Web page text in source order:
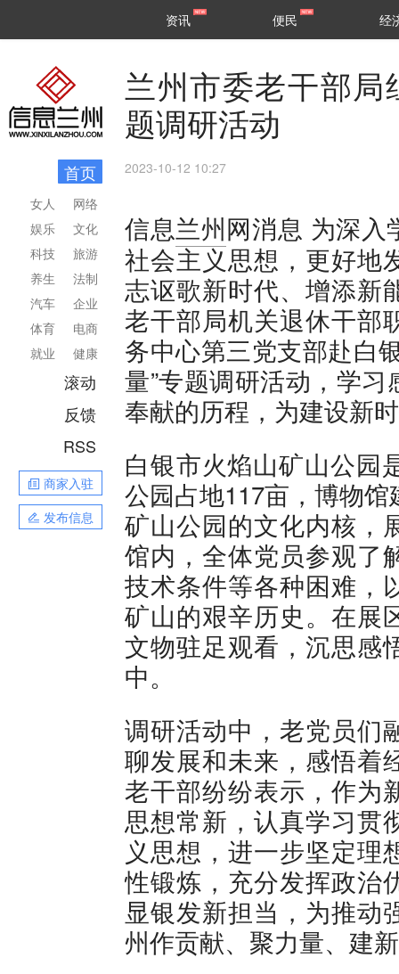
区县
资讯 便民 经
首页
网络
文化
旅游
法制
企业
电商
健康
女人
娱乐
科技
养生
汽车
体育
就业
滚动
反馈
RSS
商家入驻
发布信息
兰州市委老干部
题调研活动
2023-10-12 10:27
信息兰州网消息 为深入
社会主义思想，更好地
志讴歌新时代、增添新
老干部局机关退休干部
务中心第三党支部赴白
量”专题调研活动，学
奉献的历程，为建设新
白银市火焰山矿山公园
公园占地117亩，博物
矿山公园的文化内核，
馆内，全体党员参观了
技术条件等各种困难，
矿山的艰辛历史。在展
文物驻足观看，沉思感
中。
调研活动中，老党员们
聊发展和未来，感悟着
老干部纷纷表示，作为
思想常新，认真学习贯
义思想，进一步坚定理
性锻炼，充分发挥政治
显银发新担当，为推动
州作贡献、聚力量、建